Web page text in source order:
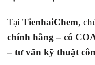
Tại TienhaiChem,
chính hãng – có
– tư vấn kỹ thuật